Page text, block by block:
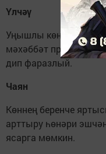
Үлчәү
Уңышлы көн өчен.
мәхәббәт
дип фаразлый.
Чаян
Көннең беренче
арттыру һөнәри
ясарга мөмкин.